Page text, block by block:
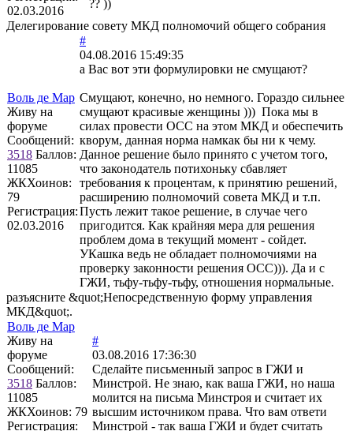
02.03.2016
?? ))
Делегирование совету МКД полномочий общего собрания
Воль де Мар
Живу на
форуме
Сообщений:
3518 Баллов:
11085
ЖКХоинов:
79
Регистрация:
02.03.2016
#
04.08.2016 15:49:35
а Вас вот эти формулировки не смущают?
Смущают, конечно, но немного. Гораздо сильнее
смущают красивые женщины ))) Пока мы в
силах провести ОСС на этом МКД и обеспечить
кворум, данная норма намкак бы ни к чему.
Данное решение было принято с учетом того,
что законодатель потихоньку сбавляет
требования к процентам, к принятию решений,
расширению полномочий совета МКД и т.п.
Пусть лежит такое решение, в случае чего
пригодится. Как крайняя мера для решения
проблем дома в текущий момент - сойдет.
УКашка ведь не обладает полномочиями на
проверку законности решения ОСС))). Да и с
ГЖИ, тьфу-тьфу-тьфу, отношения нормальные.
разъясните &quot;Непосредственную форму управления
МКД&quot;.
Воль де Мар
Живу на
форуме
Сообщений:
3518 Баллов:
11085
ЖКХоинов: 79
Регистрация:
#
03.08.2016 17:36:30
Сделайте письменный запрос в ГЖИ и
Минстрой. Не знаю, как ваша ГЖИ, но наша
молится на письма Минстроя и считает их
высшим источником права. Что вам ответи
Минстрой - так ваша ГЖИ и будет считать